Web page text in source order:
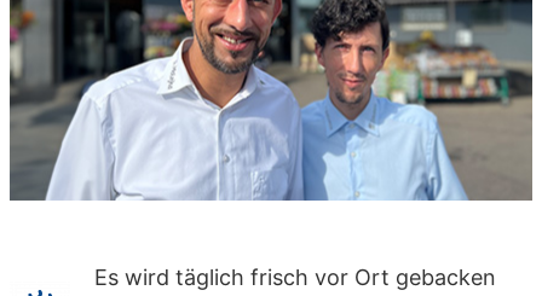
Es wird täglich frisch vor Ort gebacken